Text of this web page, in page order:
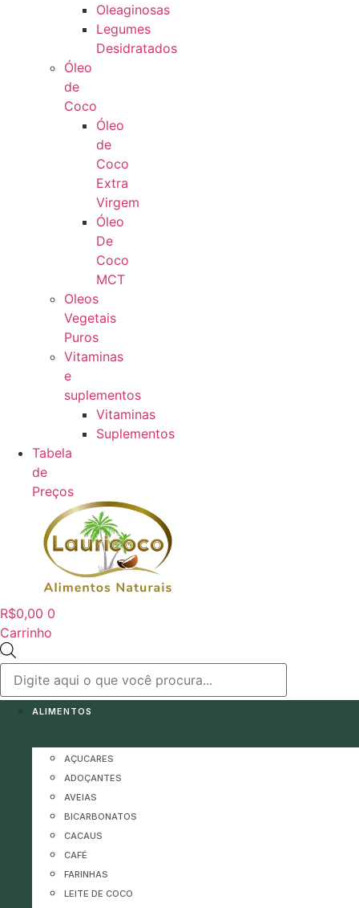
Oleaginosas
Legumes
Desidratados
Óleo
de
Coco
Óleo
de
Coco
Extra
Virgem
Óleo
De
Coco
MCT
Oleos
Vegetais
Puros
Vitaminas
e
suplementos
Vitaminas
Suplementos
Tabela
de
Preços
R$0,00 0
Carrinho
produtos
ALIMENTOS
AÇUCARES
ADOÇANTES
AVEIAS
BICARBONATOS
CACAUS
CAFÉ
FARINHAS
LEITE DE COCO